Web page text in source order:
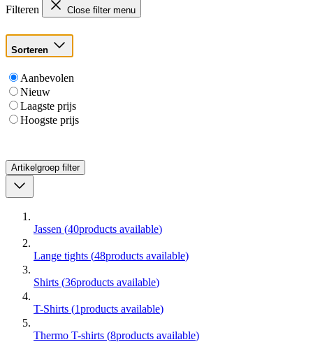
Filteren Close filter menu
Sorteren
Aanbevolen
Nieuw
Laagste prijs
Hoogste prijs
Artikelgroep filter
Jassen (40products available)
Lange tights (48products available)
Shirts (36products available)
T-Shirts (1products available)
Thermo T-shirts (8products available)